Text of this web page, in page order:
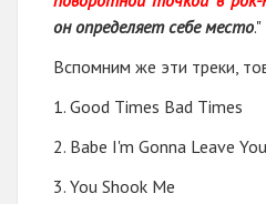
он определяет себе место."
Вспомним же эти треки,
1. Good Times Bad Times
2. Babe I'm Gonna Leave You
3. You Shook Me